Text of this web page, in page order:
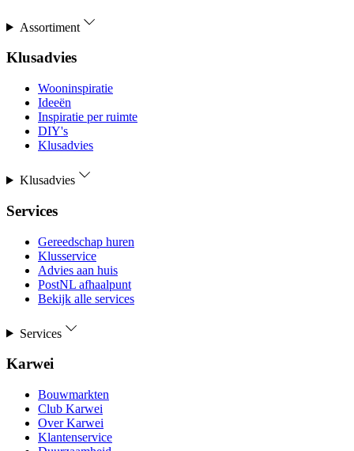
Assortiment
Klusadvies
Wooninspiratie
Ideeën
Inspiratie per ruimte
DIY's
Klusadvies
Klusadvies
Services
Gereedschap huren
Klusservice
Advies aan huis
PostNL afhaalpunt
Bekijk alle services
Services
Karwei
Bouwmarkten
Club Karwei
Over Karwei
Klantenservice